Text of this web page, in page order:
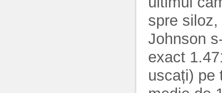
spre
Johnson
exact
uscați) pe